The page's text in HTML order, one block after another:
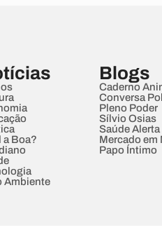
a Boa?
Ambiente
Blogs
Caderno
Conversa
Pleno Poder
Sílvio Osias
Saúde Alerta
Mercado em
Papo Íntimo